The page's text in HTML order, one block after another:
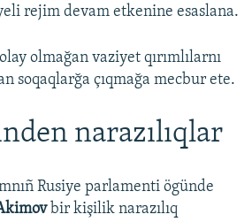
rejim devam etkenine esaslana.
olmağan vaziyet qırımlılarnı
soqaqlarğa çıqmağa mecbur ete.
narazılıqlar
Rusiye parlamenti ögünde
bir kişilik narazılıq